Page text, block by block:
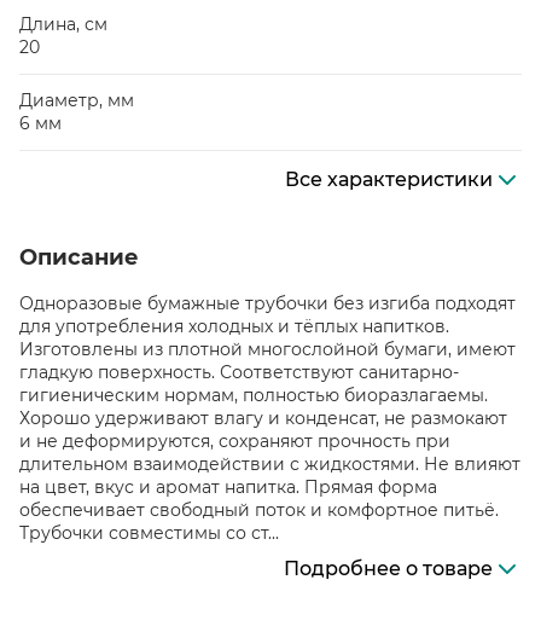
Длина, см
20
Диаметр, мм
6 мм
Все характеристики
Описание
Одноразовые бумажные трубочки без изгиба подходят
для употребления холодных и тёплых напитков.
Изготовлены из плотной многослойной бумаги, имеют
гладкую поверхность. Соответствуют санитарно-
гигиеническим нормам, полностью биоразлагаемы.
Хорошо удерживают влагу и конденсат, не размокают
и не деформируются, сохраняют прочность при
длительном взаимодействии с жидкостями. Не влияют
на цвет, вкус и аромат напитка. Прямая форма
обеспечивает свободный поток и комфортное питьё.
Трубочки совместимы со ст...
Подробнее о товаре